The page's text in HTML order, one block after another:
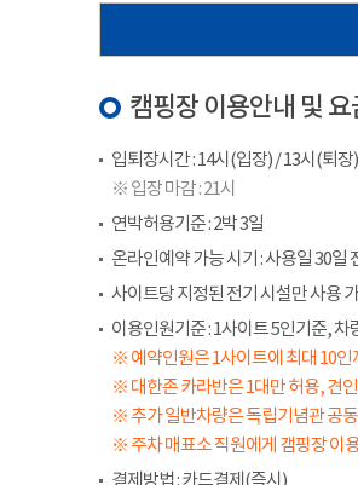
캠핑장 이용안내 및 요
입퇴장시간 : 14시(입장) / 13시(퇴장)
※ 입장 마감 : 21시
연박허용기준 : 2박 3일
온라인예약 가능 시기 : 사용일 30일
사이트당 지정된 전기 시설만 사용
이용인원기준 : 1사이트 5인기준, 차
※ 예약인원은 1사이트에 최대 10인
※ 대한존 카라반은 1대만 허용, 견
※ 추가 일반차량은 독립기념관 공
※ 주차 매표소 직원에게 갬핑장 이
결제방법 : 카드결제(즉시)